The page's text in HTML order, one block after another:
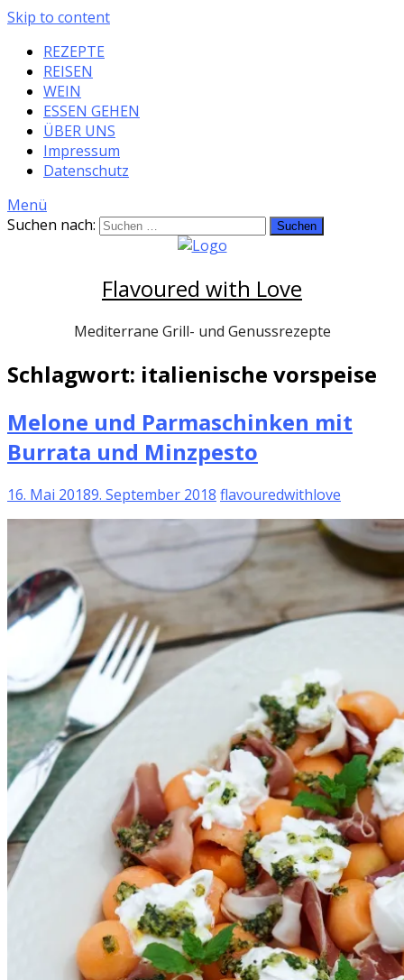
Skip to content
REZEPTE
REISEN
WEIN
ESSEN GEHEN
ÜBER UNS
Impressum
Datenschutz
Menü
Suchen nach:
Flavoured with Love
Mediterrane Grill- und Genussrezepte
Schlagwort: italienische vorspeise
Melone und Parmaschinken mit
Burrata und Minzpesto
16. Mai 20189. September 2018 flavouredwithlove